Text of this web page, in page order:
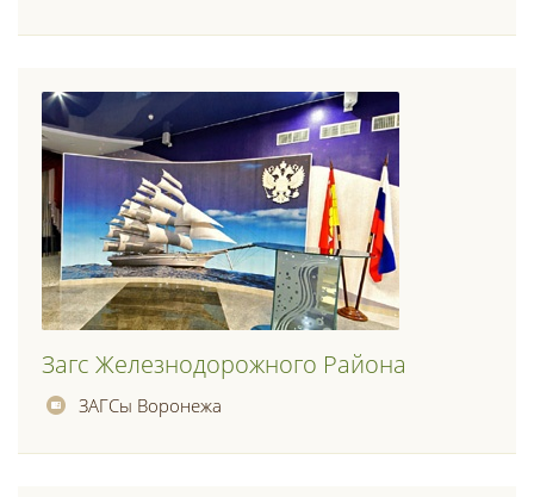
Загс Железнодорожного Района
ЗАГСы Воронежа